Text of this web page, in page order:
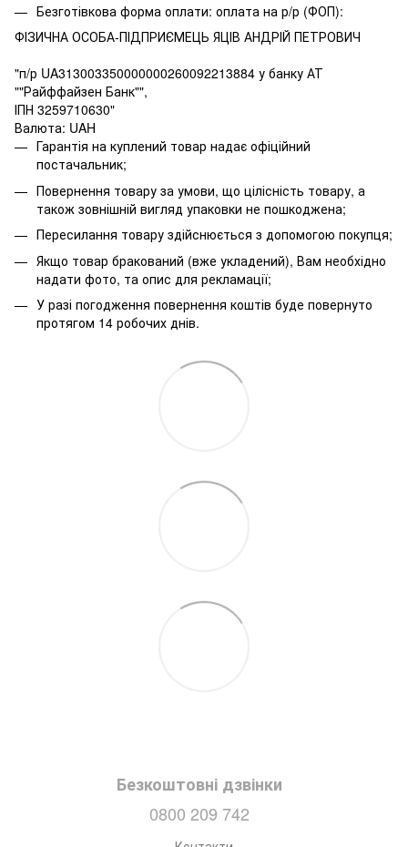
Безготівкова форма оплати: оплата на р/р (ФОП):
ФІЗИЧНА ОСОБА-ПІДПРИЄМЕЦЬ ЯЦІВ АНДРІЙ ПЕТРОВИЧ
"п/р UA313003350000000260092213884 у банку АТ
""Райффайзен Банк"",
ІПН 3259710630"
Валюта: UAH
Гарантія на куплений товар надає офіційний
постачальник;
Повернення товару за умови, що цілісність товару, а
також зовнішній вигляд упаковки не пошкоджена;
Пересилання товару здійснюється з допомогою покупця;
Якщо товар бракований (вже укладений), Вам необхідно
надати фото, та опис для рекламації;
У разі погодження повернення коштів буде повернуто
протягом 14 робочих днів.
Безкоштовні дзвінки
0800 209 742